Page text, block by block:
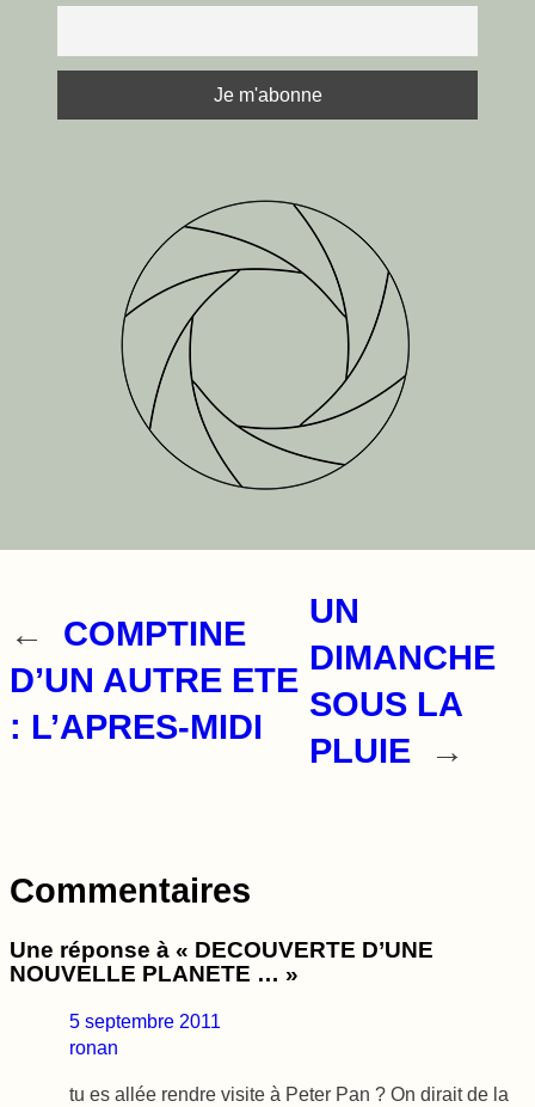
←
COMPTINE
D’UN AUTRE ETE
: L’APRES-MIDI
UN
DIMANCHE
SOUS LA
PLUIE
→
Commentaires
Une réponse à « DECOUVERTE D’UNE
NOUVELLE PLANETE … »
5 septembre 2011
ronan
tu es allée rendre visite à Peter Pan ? On dirait de la